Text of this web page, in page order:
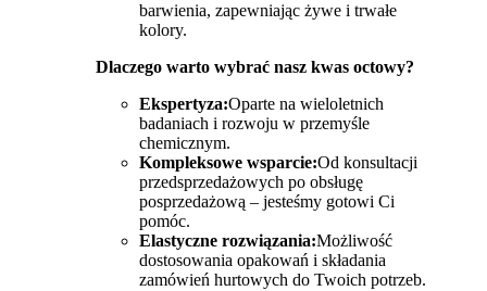
barwienia, zapewniając żywe i trwałe
kolory.
Dlaczego warto wybrać nasz kwas octowy?
Ekspertyza:Oparte na wieloletnich
badaniach i rozwoju w przemyśle
chemicznym.
Kompleksowe wsparcie:Od konsultacji
przedsprzedażowych po obsługę
posprzedażową – jesteśmy gotowi Ci
pomóc.
Elastyczne rozwiązania:Możliwość
dostosowania opakowań i składania
zamówień hurtowych do Twoich potrzeb.